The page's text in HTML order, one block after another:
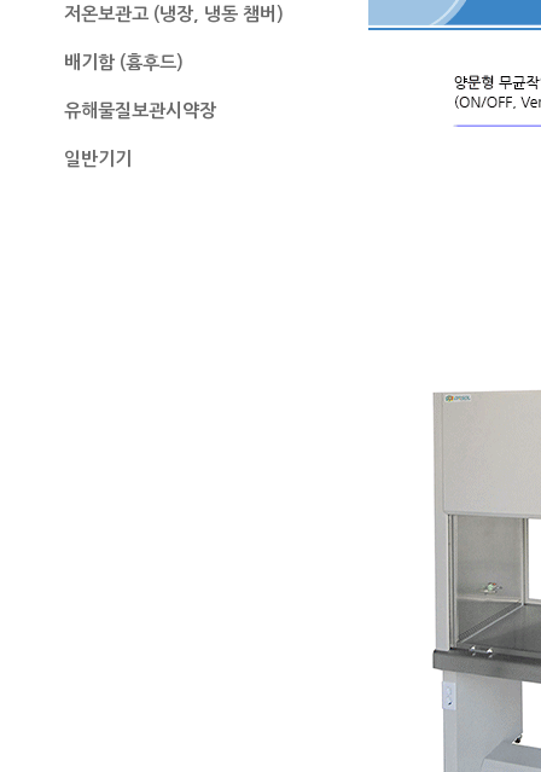
저온보관고 (냉장, 냉동 챔버)
배기함 (흄후드)
유해물질보관시약장
일반기기